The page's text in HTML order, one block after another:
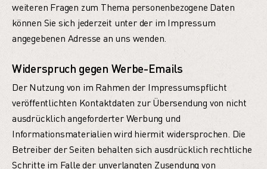
weiteren Fragen zum Thema personenbezogene Daten
können Sie sich jederzeit unter der im Impressum
angegebenen Adresse an uns wenden.
Widerspruch gegen Werbe-Emails
Der Nutzung von im Rahmen der Impressumspflicht
veröffentlichten Kontaktdaten zur Übersendung von nicht
ausdrücklich angeforderter Werbung und
Informationsmaterialien wird hiermit widersprochen. Die
Betreiber der Seiten behalten sich ausdrücklich rechtliche
Schritte im Falle der unverlangten Zusendung von